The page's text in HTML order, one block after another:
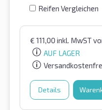
Reifen Vergleichen
€ 111,00 inkl. MwST
AUF LAGER
Details